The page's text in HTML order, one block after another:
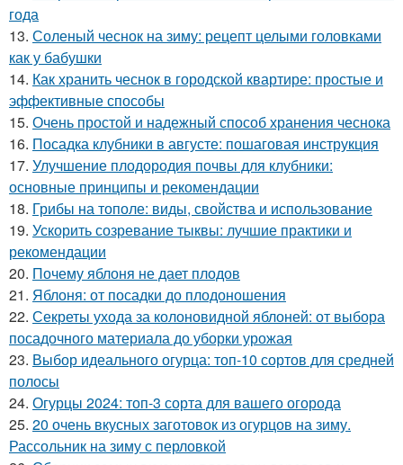
года
13. Соленый чеснок на зиму: рецепт целыми головками
как у бабушки
14. Как хранить чеснок в городской квартире: простые и
эффективные способы
15. Очень простой и надежный способ хранения чеснока
16. Посадка клубники в августе: пошаговая инструкция
17. Улучшение плодородия почвы для клубники:
основные принципы и рекомендации
18. Грибы на тополе: виды, свойства и использование
19. Ускорить созревание тыквы: лучшие практики и
рекомендации
20. Почему яблоня не дает плодов
21. Яблоня: от посадки до плодоношения
22. Секреты ухода за колоновидной яблоней: от выбора
посадочного материала до уборки урожая
23. Выбор идеального огурца: топ-10 сортов для средней
полосы
24. Огурцы 2024: топ-3 сорта для вашего огорода
25. 20 очень вкусных заготовок из огурцов на зиму.
Рассольник на зиму с перловкой